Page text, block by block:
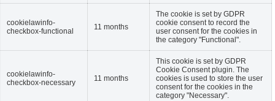
cookielawinfo-
checkbox-functional
11 months
The cookie is set by GDPR
cookie consent to record the
user consent for the cookies in
the category "Functional".
cookielawinfo-
checkbox-necessary
11 months
This cookie is set by GDPR
Cookie Consent plugin. The
cookies is used to store the user
consent for the cookies in the
category "Necessary".